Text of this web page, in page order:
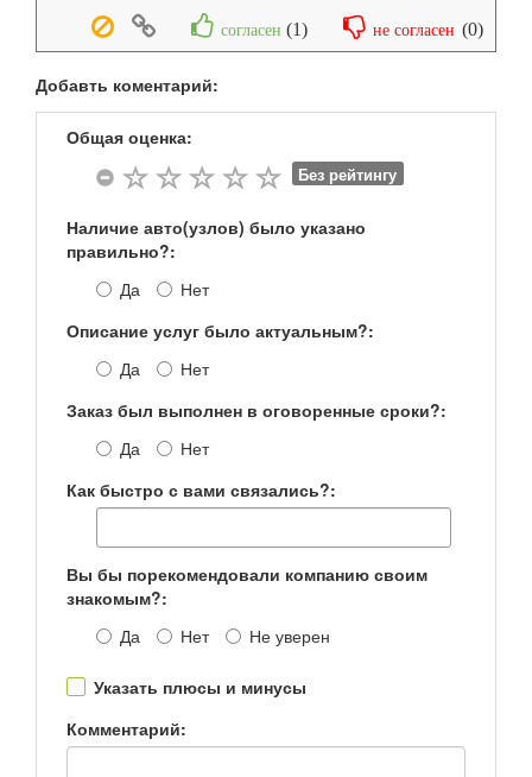
не согласен (0)
согласен (1)
Добавть коментарий:
Общая оценка:
Без рейтингу
Наличие авто(узлов) было указано
правильно?:
Да
Нет
Описание услуг было актуальным?:
Да
Нет
Заказ был выполнен в оговоренные сроки?:
Да
Нет
Как быстро с вами связались?:
Вы бы порекомендовали компанию своим
знакомым?:
Да
Нет Не уверен
Указать плюсы и минусы
Комментарий: